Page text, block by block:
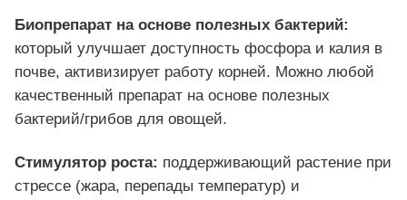
Биопрепарат на основе полезных бактерий:
который улучшает доступность фосфора и калия в
почве, активизирует работу корней. Можно любой
качественный препарат на основе полезных
бактерий/грибов для овощей.
Стимулятор роста: поддерживающий растение при
стрессе (жара, перепады температур) и